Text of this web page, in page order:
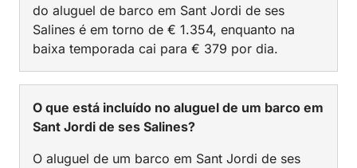
do aluguel de barco em Sant Jordi de ses
Salines é em torno de € 1.354, enquanto na
baixa temporada cai para € 379 por dia.
O que está incluído no aluguel de um barco em
Sant Jordi de ses Salines?
O aluguel de um barco em Sant Jordi de ses